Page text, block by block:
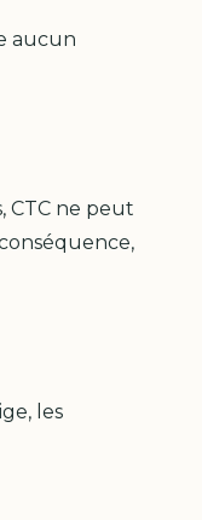
aucun
CTC ne peut
les